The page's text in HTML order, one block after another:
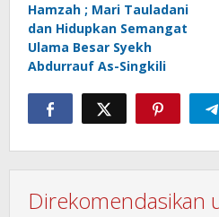
Hamzah ; Mari Tauladani
dan Hidupkan Semangat
Ulama Besar Syekh
Abdurrauf As-Singkili
Direkomendasikan